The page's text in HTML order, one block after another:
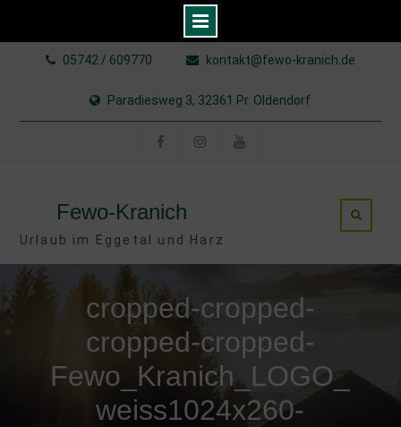
05742 / 609770 kontakt@fewo-kranich.de
Paradiesweg 3, 32361 Pr. Oldendorf
Fewo-Kranich
Urlaub im Eggetal und Harz
cropped-cropped-
cropped-cropped-
Fewo_Kranich_LOGO_
weiss1024x260-